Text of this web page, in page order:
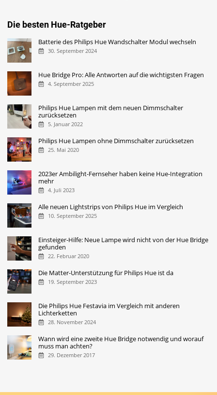
Die besten Hue-Ratgeber
Batterie des Philips Hue Wandschalter Modul wechseln
30. September 2024
Hue Bridge Pro: Alle Antworten auf die wichtigsten Fragen
4. September 2025
Philips Hue Lampen mit dem neuen Dimmschalter
zurücksetzen
5. Januar 2022
Philips Hue Lampen ohne Dimmschalter zurücksetzen
25. Mai 2020
2023er Ambilight-Fernseher haben keine Hue-Integration
mehr
4. Juli 2023
Alle neuen Lightstrips von Philips Hue im Vergleich
10. September 2025
Einsteiger-Hilfe: Neue Lampe wird nicht von der Hue Bridge
gefunden
22. Februar 2020
Die Matter-Unterstützung für Philips Hue ist da
19. September 2023
Die Philips Hue Festavia im Vergleich mit anderen
Lichterketten
28. November 2024
Wann wird eine zweite Hue Bridge notwendig und worauf
muss man achten?
29. Dezember 2017